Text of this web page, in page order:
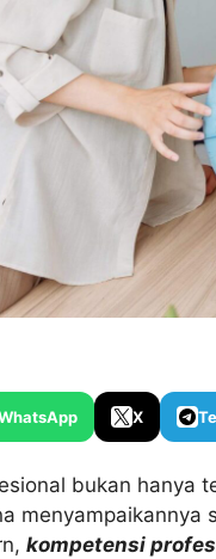
X
bukan hanya
kompetensi